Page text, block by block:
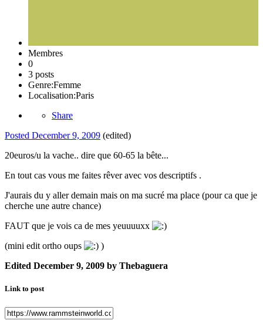
Membres
0
3 posts
Genre:Femme
Localisation:Paris
Share
Posted December 9, 2009 (edited)
20euros/u la vache.. dire que 60-65 la bête...
En tout cas vous me faites rêver avec vos descriptifs .
J'aurais du y aller demain mais on ma sucré ma place (pour ca que je
cherche une autre chance)
FAUT que je vois ca de mes yeuuuuxx
(mini edit ortho oups
)
Edited December 9, 2009 by Thebaguera
Link to post